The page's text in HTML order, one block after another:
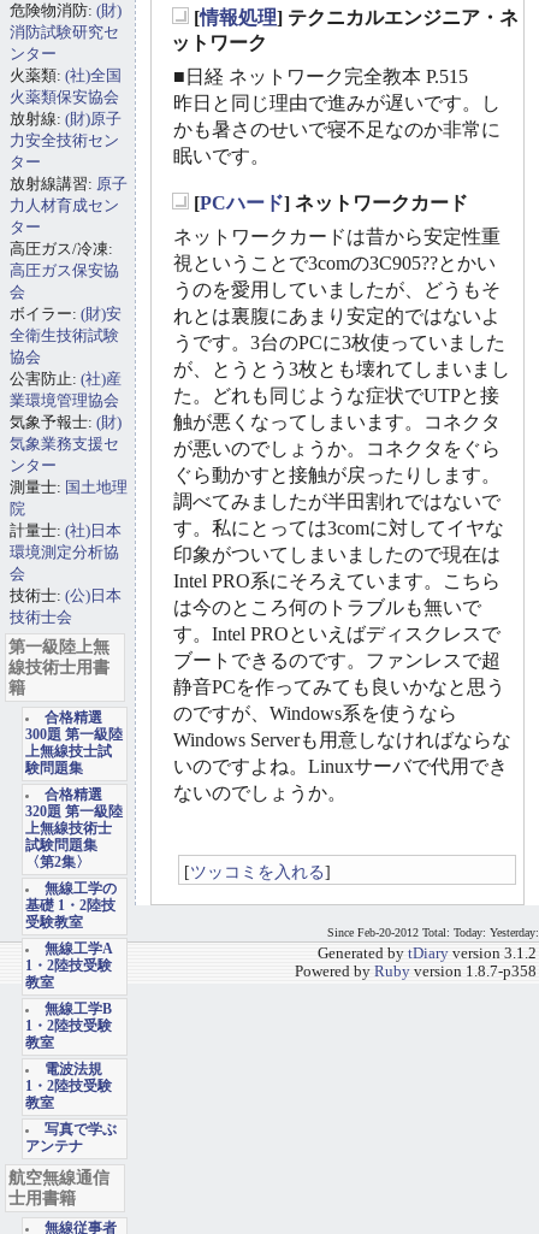
[情報処理] テクニカルエンジニア・ネ
ットワーク
■日経 ネットワーク完全教本 P.515
昨日と同じ理由で進みが遅いです。し
かも暑さのせいで寝不足なのか非常に
眠いです。
[PCハード] ネットワークカード
ネットワークカードは昔から安定性重
視ということで3comの3C905??とかい
うのを愛用していましたが、どうもそ
れとは裏腹にあまり安定的ではないよ
うです。3台のPCに3枚使っていました
が、とうとう3枚とも壊れてしまいまし
た。どれも同じような症状でUTPと接
触が悪くなってしまいます。コネクタ
が悪いのでしょうか。コネクタをぐら
ぐら動かすと接触が戻ったりします。
調べてみましたが半田割れではないで
す。私にとっては3comに対してイヤな
印象がついてしまいましたので現在は
Intel PRO系にそろえています。こちら
は今のところ何のトラブルも無いで
す。Intel PROといえばディスクレスで
ブートできるのです。ファンレスで超
静音PCを作ってみても良いかなと思う
のですが、Windows系を使うなら
Windows Serverも用意しなければならな
いのですよね。Linuxサーバで代用でき
ないのでしょうか。
[ツッコミを入れる]
危険物消防: (財)
消防試験研究セ
ンター
火薬類: (社)全国
火薬類保安協会
放射線: (財)原子
力安全技術セン
ター
放射線講習: 原子
力人材育成セン
ター
高圧ガス/冷凍:
高圧ガス保安協
会
ボイラー: (財)安
全衛生技術試験
協会
公害防止: (社)産
業環境管理協会
気象予報士: (財)
気象業務支援セ
ンター
測量士: 国土地理
院
計量士: (社)日本
環境測定分析協
会
技術士: (公)日本
技術士会
第一級陸上無
線技術士用書
籍
合格精選
300題 第一級陸
上無線技士試
験問題集
合格精選
320題 第一級陸
上無線技術士
試験問題集
〈第2集〉
無線工学の
基礎 1・2陸技
受験教室
無線工学A
1・2陸技受験
教室
無線工学B
1・2陸技受験
教室
電波法規
1・2陸技受験
教室
写真で学ぶ
アンテナ
航空無線通信
士用書籍
無線従事者
Since Feb-20-2012 Total: Today: Yesterday:
Generated by tDiary version 3.1.2
Powered by Ruby version 1.8.7-p358